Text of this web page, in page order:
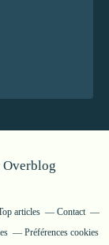
Overblog
articles
Contact
Préférences cookies